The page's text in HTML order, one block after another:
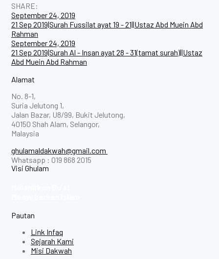
SHARE:
Post
navigation
September 24, 2019
21 Sep 2019|Surah Fussilat ayat 19 - 21||Ustaz Abd Muein Abd
Rahman
September 24, 2019
21 Sep 2019|Surah Al - Insan ayat 28 - 31(tamat surah)||Ustaz
Abd Muein Abd Rahman
Alamat
No. 8-1,
Suria Jelutong 1,
Jalan Bazar, U8/99, Bukit Jelutong,
40150 Shah Alam, Selangor,
Malaysia
ghulamaldakwah@gmail.com
Whatsapp : 019 868 2015
Visi Ghulam
Pautan
Link Infaq
Sejarah Kami
Misi Dakwah